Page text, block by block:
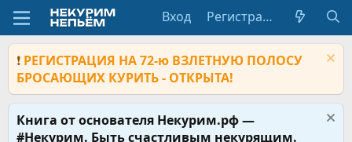
Вход Регистрация
❗ РЕГИСТРАЦИЯ НА 72-ю ВЗЛЕТНУЮ ПОЛОСУ
БРОСАЮЩИХ КУРИТЬ - ОТКРЫТА!
Книга от основателя Некурим.рф —
#Некурим. Быть счастливым некурящим.